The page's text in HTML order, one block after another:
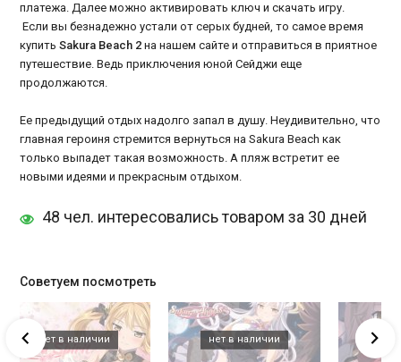
платежа. Далее можно активировать ключ и скачать игру.
Если вы безнадежно устали от серых будней, то самое время
купитьSakura Beach 2 на нашем сайте и отправиться в приятное
путешествие. Ведь приключения юной Сейджи еще
продолжаются.
Ее предыдущий отдых надолго запал в душу. Неудивительно, что
главная героиня стремится вернуться на Sakura Beach как
только выпадет такая возможность. А пляж встретит ее
новыми идеями и прекрасным отдыхом.
48 чел. интересовались товаром за 30 дней
Советуем посмотреть